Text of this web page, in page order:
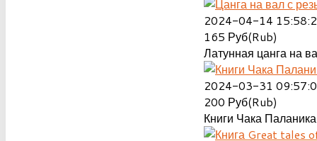
2024-04-14
165 Руб(Rub)
Латунная цанга на
2024-03-31
200 Руб(Rub)
Книги Чака